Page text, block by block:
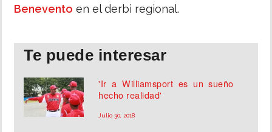
Benevento en el derbi regional.
Te puede interesar
'Ir a Williamsport es un sueño
hecho realidad'
Julio 30, 2018